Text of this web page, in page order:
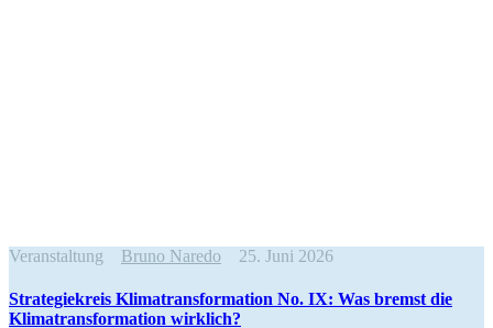
Veranstaltung Bruno Naredo 25. Juni 2026
Strate­gie­kreis Klima­trans­for­mation No. IX: Was bremst die
Klima­trans­for­mation wirklich?